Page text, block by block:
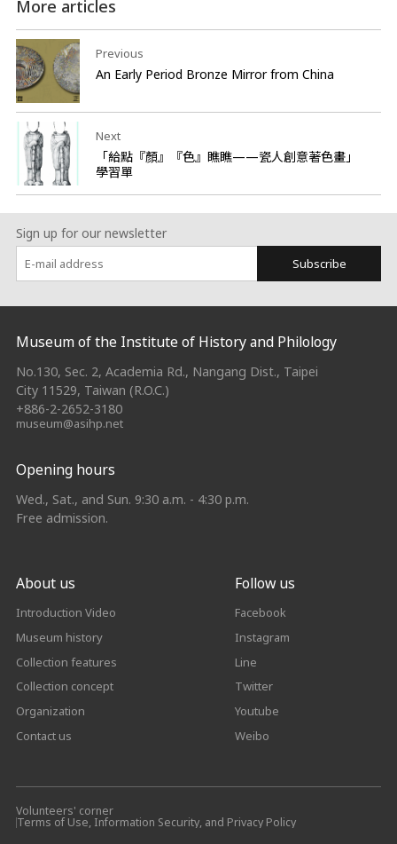
More articles
Previous
An Early Period Bronze Mirror from China
Next
「給點『顏』『色』瞧瞧——瓷人創意著色畫」
學習單
Sign up for our newsletter
Subscribe
:::
Museum of the Institute of History and Philology
No.130, Sec. 2, Academia Rd., Nangang Dist., Taipei
City 11529, Taiwan (R.O.C.)
+886-2-2652-3180
museum@asihp.net
Opening hours
Wed., Sat., and Sun. 9:30 a.m. - 4:30 p.m.
Free admission.
About us
Introduction Video
Museum history
Collection features
Collection concept
Organization
Contact us
Follow us
Facebook
Instagram
Line
Twitter
Youtube
Weibo
Volunteers' corner
Terms of Use, Information Security, and Privacy Policy